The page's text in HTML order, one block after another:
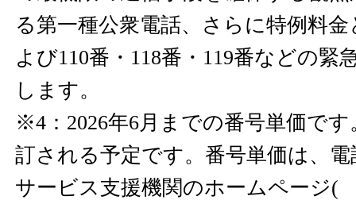
る第一種公衆電話、さらに特例料
よび110番・118番・119番などの緊
します。
※4：2026年6月までの番号単価で
訂される予定です。番号単価は、
サービス支援機関のホームページ(